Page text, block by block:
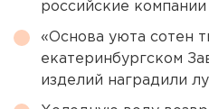
российские
«Основа уюта сотен
екатеринбургском
изделий наградили